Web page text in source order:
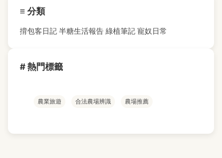
≡ 分類
揹包客日記 半糖生活報告 綠植筆記 寵奴日常
# 熱門標籤
農業旅遊 合法農場辨識 農場推薦